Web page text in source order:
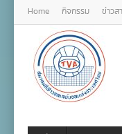
Home กิจกรรม ข่าวส